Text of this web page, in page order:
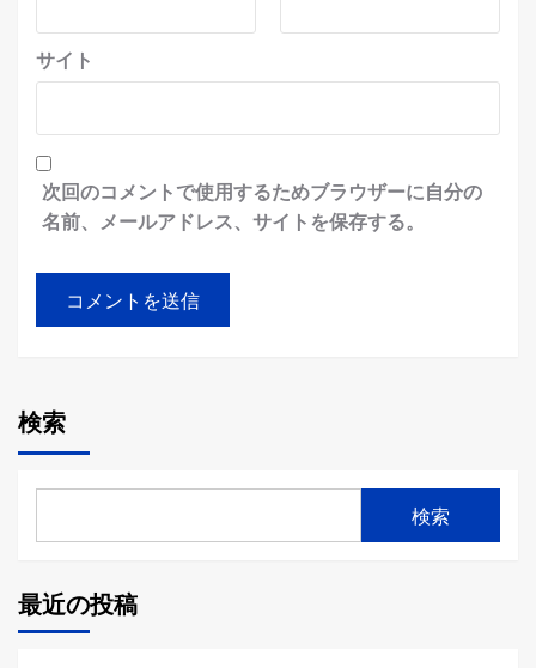
サイト
次回のコメントで使用するためブラウザーに自分の
名前、メールアドレス、サイトを保存する。
検索
検索
最近の投稿